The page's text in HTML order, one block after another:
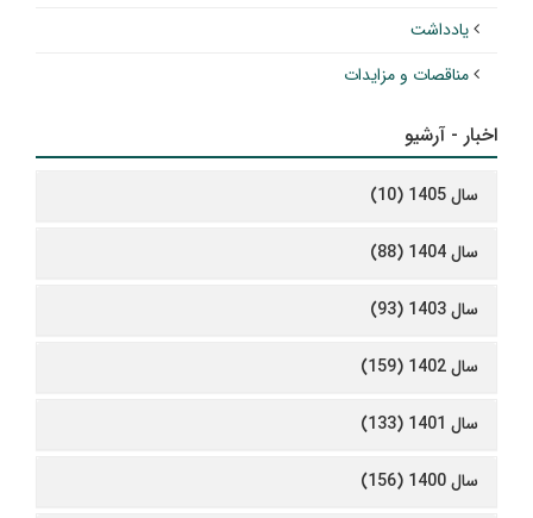
یادداشت
مناقصات و مزایدات
اخبار - آرشیو
سال 1405 (10)
سال 1404 (88)
سال 1403 (93)
سال 1402 (159)
سال 1401 (133)
سال 1400 (156)